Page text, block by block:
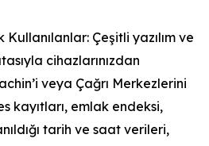
Kullanılanlar: Çeşitli yazılım ve
cihazlarınızdan
veya Çağrı Merkezlerini
kayıtları, emlak endeksi,
tarih ve saat verileri,